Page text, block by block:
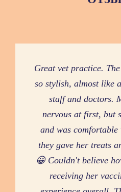
Great vet practice.
so stylish, almost like
staff and doctors.
nervous at first, but
and was
they gave her treats
😀 Couldn't believe
receiving her
I have been taking
in Dubai, for the
an elderly dog, and
proper attention,
respect with the
Maria
What a professional
and extremely helpful.
supportive and
you. My
Tended